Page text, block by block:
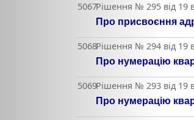
5067Рішення № 295 від 19
Про присвоєння
5068Рішення № 294 від 19
Про нумерацію
5069Рішення № 293 від 19
Про нумерацію